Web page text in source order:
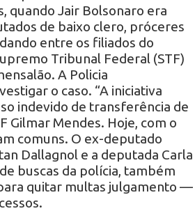
quando Jair Bolsonaro era
de baixo clero, próceres
entre os filiados do
Tribunal Federal (STF)
A Policia
o caso. “A iniciativa
indevido de transferência de
Gilmar Mendes. Hoje, com o
comuns. O ex-deputado
Dallagnol e a deputada Carla
buscas da polícia, também
quitar multas julgamento —